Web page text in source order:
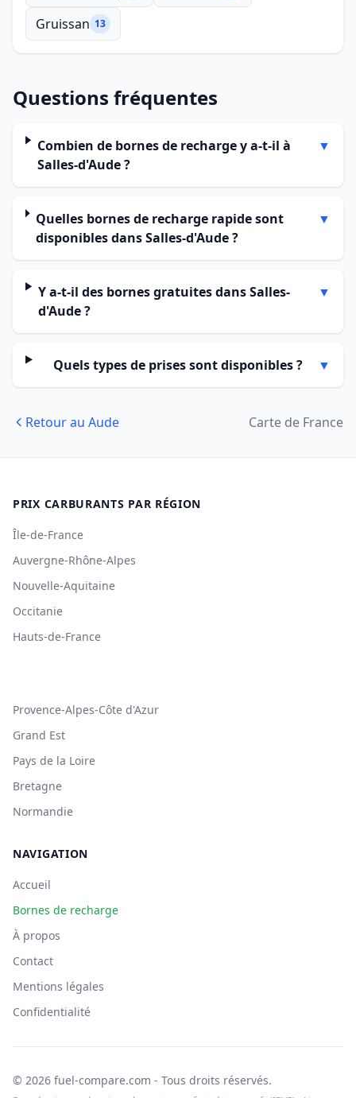
Gruissan 13
Questions fréquentes
Combien de bornes de recharge y a-t-il à
Salles-d'Aude ?
▼
Quelles bornes de recharge rapide sont
disponibles dans Salles-d'Aude ?
▼
Y a-t-il des bornes gratuites dans Salles-
d'Aude ?
▼
Quels types de prises sont disponibles ? ▼
Retour au Aude Carte de France
PRIX CARBURANTS PAR RÉGION
Île-de-France
Auvergne-Rhône-Alpes
Nouvelle-Aquitaine
Occitanie
Hauts-de-France
Provence-Alpes-Côte d'Azur
Grand Est
Pays de la Loire
Bretagne
Normandie
NAVIGATION
Accueil
Bornes de recharge
À propos
Contact
Mentions légales
Confidentialité
© 2026 fuel-compare.com - Tous droits réservés.